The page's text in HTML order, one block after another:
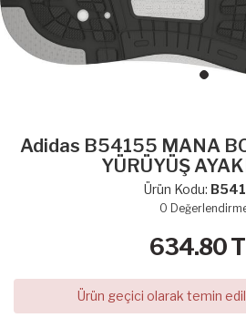
Adidas B54155 MANA
YÜRÜYÜŞ
Ürün Kodu:
0
634.80
Ürün geçici olarak temin